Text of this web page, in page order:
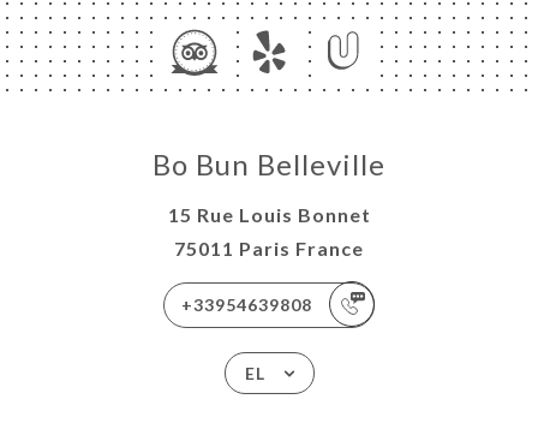
Bo Bun Belleville
15 Rue Louis Bonnet
75011 Paris France
+33954639808
EL